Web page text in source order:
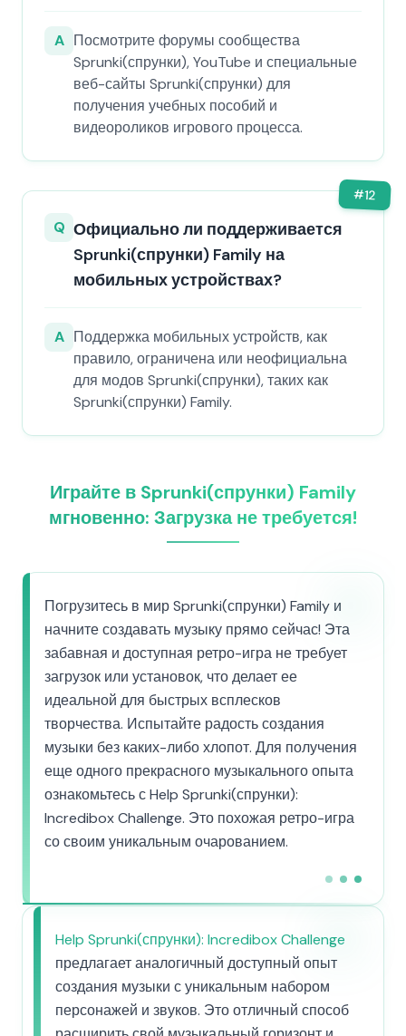
A Посмотрите форумы сообщества
Sprunki(спрунки), YouTube и специальные
веб-сайты Sprunki(спрунки) для
получения учебных пособий и
видеороликов игрового процесса.
#12
Q Официально ли поддерживается
Sprunki(спрунки) Family на
мобильных устройствах?
A Поддержка мобильных устройств, как
правило, ограничена или неофициальна
для модов Sprunki(спрунки), таких как
Sprunki(спрунки) Family.
Играйте в Sprunki(спрунки) Family
мгновенно: Загрузка не требуется!
Погрузитесь в мир Sprunki(спрунки) Family и
начните создавать музыку прямо сейчас! Эта
забавная и доступная ретро-игра не требует
загрузок или установок, что делает ее
идеальной для быстрых всплесков
творчества. Испытайте радость создания
музыки без каких-либо хлопот. Для получения
еще одного прекрасного музыкального опыта
ознакомьтесь с Help Sprunki(спрунки):
Incredibox Challenge. Это похожая ретро-игра
со своим уникальным очарованием.
Help Sprunki(спрунки): Incredibox Challenge
предлагает аналогичный доступный опыт
создания музыки с уникальным набором
персонажей и звуков. Это отличный способ